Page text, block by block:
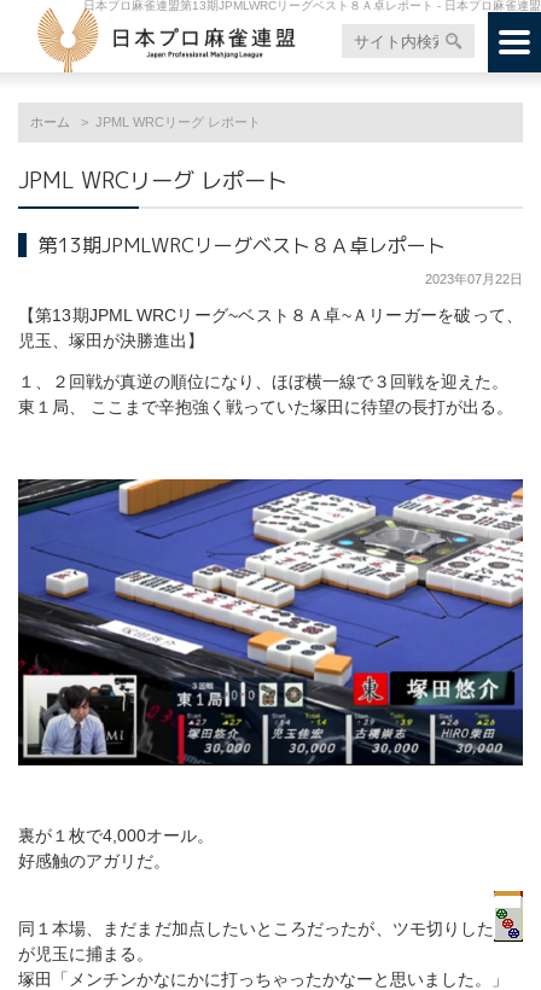
日本プロ麻雀連盟第13期JPMLWRCリーグベスト８Ａ卓レポート - 日本プロ麻雀連盟
ホーム JPML WRCリーグ レポート
JPML WRCリーグ レポート
第13期JPMLWRCリーグベスト８Ａ卓レポート
2023年07月22日
【第13期JPML WRCリーグ~ベスト８Ａ卓~Ａリーガーを破って、
児玉、塚田が決勝進出】
１、２回戦が真逆の順位になり、ほぼ横一線で３回戦を迎えた。
東１局、 ここまで辛抱強く戦っていた塚田に待望の長打が出る。
裏が１枚で4,000オール。
好感触のアガリだ。
同１本場、まだまだ加点したいところだったが、ツモ切りした
が児玉に捕まる。
塚田「メンチンかなにかに打っちゃったかなーと思いました。」